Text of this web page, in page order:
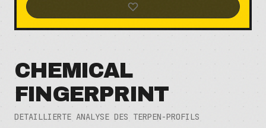
CHEMICAL
FINGERPRINT
DETAILLIERTE ANALYSE DES TERPEN-PROFILS